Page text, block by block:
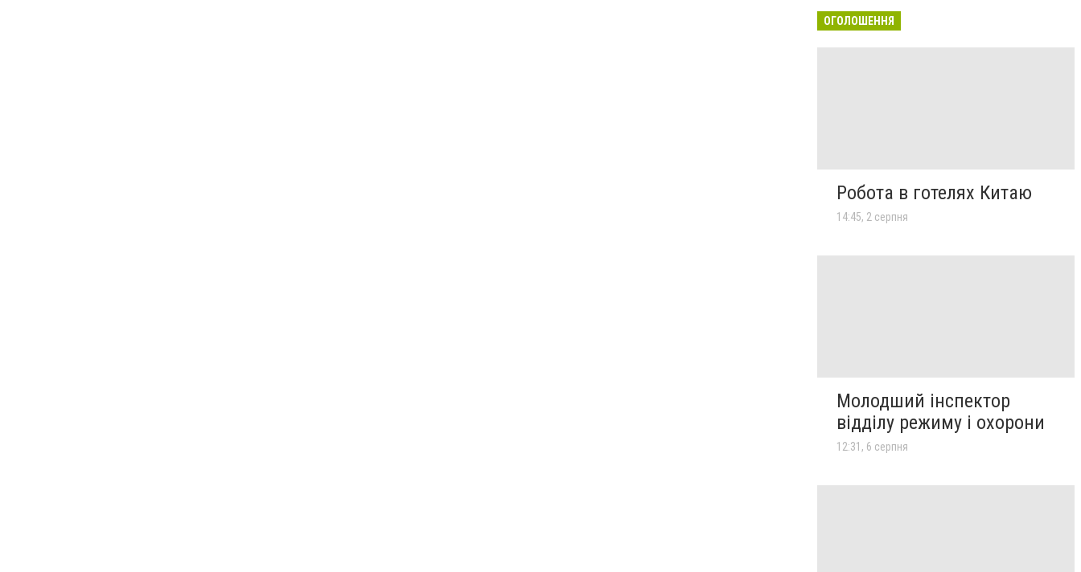
ОГОЛОШЕННЯ
Робота в готелях Китаю
14:45, 2 серпня
Молодший інспектор
відділу режиму і охорони
12:31, 6 серпня